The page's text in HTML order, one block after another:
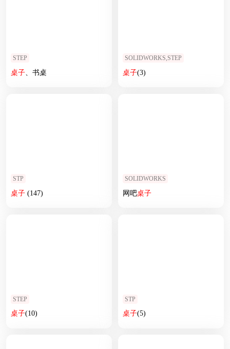
STEP
桌子、书桌
SOLIDWORKS,STEP
桌子(3)
STP
桌子(147)
SOLIDWORKS
网吧桌子
STEP
桌子(10)
STP
桌子(5)